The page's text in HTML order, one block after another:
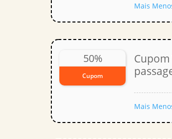
Mais
50%
Cupom
Cupom
Mais